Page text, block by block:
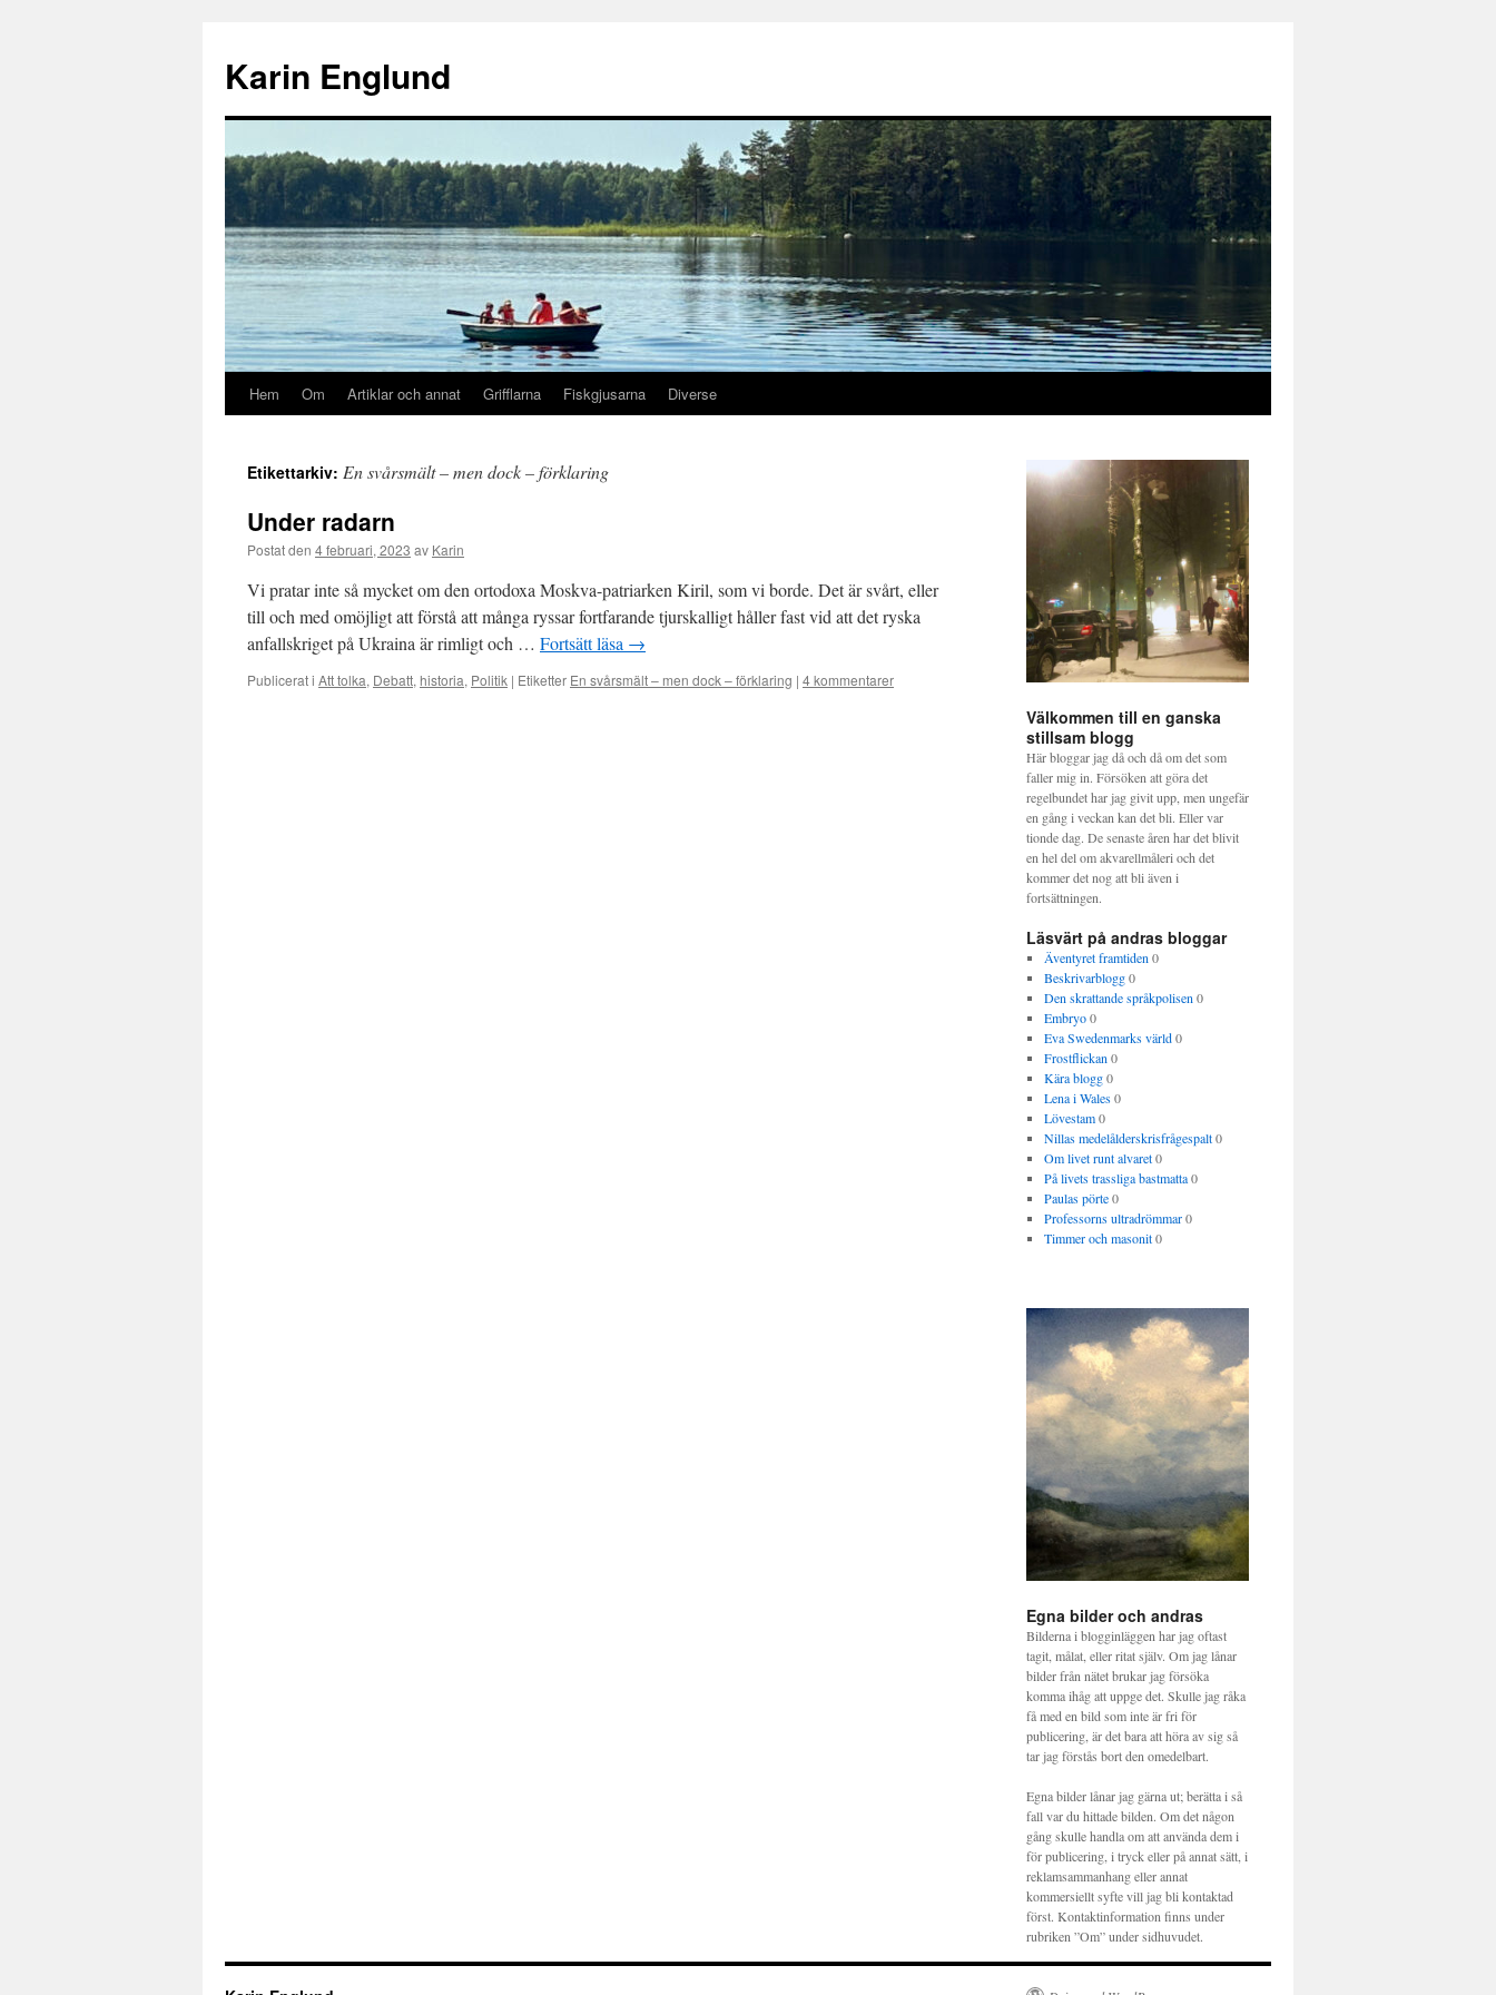
innehåll
Karin Englund
Hem Om Artiklar och annat Grifflarna Fiskgjusarna Diverse
Etikettarkiv: En svårsmält – men dock – förklaring
Under radarn
Postat den 4 februari, 2023 av Karin
Vi pratar inte så mycket om den ortodoxa Moskva-patriarken Kiril, som vi borde. Det är svårt, eller
till och med omöjligt att förstå att många ryssar fortfarande tjurskalligt håller fast vid att det ryska
anfallskriget på Ukraina är rimligt och … Fortsätt läsa →
Publicerat i Att tolka, Debatt, historia, Politik | Etiketter En svårsmält – men dock – förklaring | 4 kommentarer
Välkommen till en ganska
stillsam blogg
Här bloggar jag då och då om det som
faller mig in. Försöken att göra det
regelbundet har jag givit upp, men ungefär
en gång i veckan kan det bli. Eller var
tionde dag. De senaste åren har det blivit
en hel del om akvarellmåleri och det
kommer det nog att bli även i
fortsättningen.
Läsvärt på andras bloggar
Äventyret framtiden 0
Beskrivarblogg0
Den skrattande språkpolisen 0
Embryo0
Eva Swedenmarks värld0
Frostflickan 0
Kära blogg0
Lena i Wales0
Lövestam0
Nillas medelålderskrisfrågespalt0
Om livet runt alvaret0
På livets trassliga bastmatta0
Paulas pörte0
Professorns ultradrömmar0
Timmer och masonit0
Egna bilder och andras
Bilderna i blogginläggen har jag oftast
tagit, målat, eller ritat själv. Om jag lånar
bilder från nätet brukar jag försöka
komma ihåg att uppge det. Skulle jag råka
få med en bild som inte är fri för
publicering, är det bara att höra av sig så
tar jag förstås bort den omedelbart.
Egna bilder lånar jag gärna ut; berätta i så
fall var du hittade bilden. Om det någon
gång skulle handla om att använda dem i
för publicering, i tryck eller på annat sätt, i
reklamsammanhang eller annat
kommersiellt syfte vill jag bli kontaktad
först. Kontaktinformation finns under
rubriken ”Om” under sidhuvudet.